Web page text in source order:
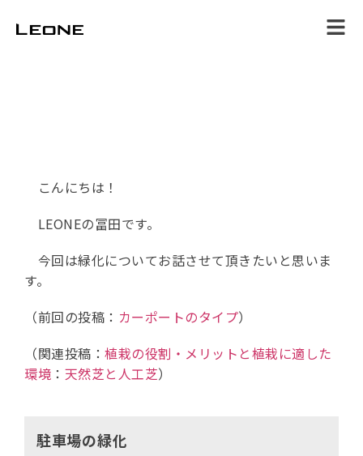
こんにちは！
LEONEの冨田です。
今回は緑化についてお話させて頂きたいと思いま
す。
（前回の投稿： カーポートのタイプ）
（関連投稿： 植栽の役割・メリットと植栽に適した
環境 ： 天然芝と人工芝）
駐車場の緑化